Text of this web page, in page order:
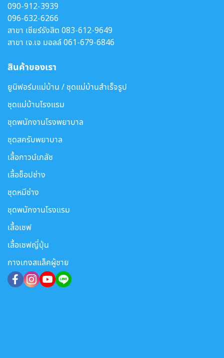
090-912-3939
096-632-6266
สาขา เซียร์รังสิต 083-612-9649
สาขา เจ.เจ มอลล์061-679-6846
สินค้าของเรา
ยูนิฟอร์มแม่บ้าน / ชุดแม่บ้านสำเร็จรูป
ชุดแม่บ้านโรงแรม
ชุดพนักงานโรงพยาบาล
ชุดสครับพยาบาล
เสื้อกาวน์เภสัช
เสื้อช็อปช่าง
ชุดหมีช่าง
ชุดพนักงานโรงแรม
เสื้อเชฟ
เสื้อเชฟญี่ปุ่น
กางเกงสแล็คผู้ชาย